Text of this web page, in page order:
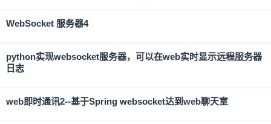
WebSocket 服务器4
python实现websocket服务器，可以在web实时显示远程服务器
日志
web即时通讯2--基于Spring websocket达到web聊天室